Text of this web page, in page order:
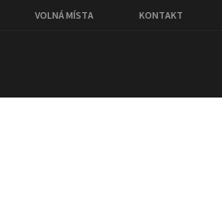
VOLNÁ MÍSTA KONTAKT